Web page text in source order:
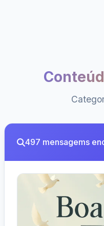
497 mensagems